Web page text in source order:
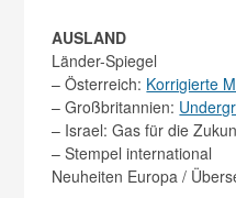
AUSLAND
Länder-Spiegel
– Österreich: Korrigierte
– Großbritannien:
– Israel: Gas für die
– Stempel international
Neuheiten Europa /